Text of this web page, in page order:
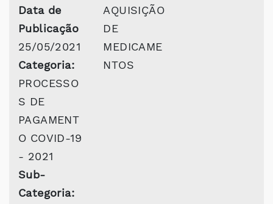
Data de
Publicação
25/05/2021
Categoria:
PROCESSO
S DE
PAGAMENT
O COVID-19
- 2021
Sub-
Categoria:
AQUISIÇÃO
DE
MEDICAME
NTOS